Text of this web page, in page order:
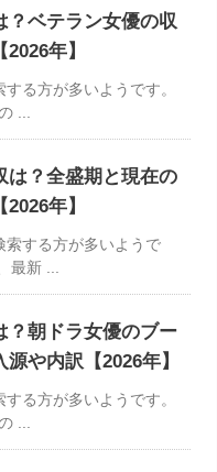
？ベテラン女優の収
年】
する方が多いようです。
...
は？全盛期と現在の
年】
索する方が多いようで
最新 ...
？朝ドラ女優のブー
や内訳【2026年】
する方が多いようです。
...